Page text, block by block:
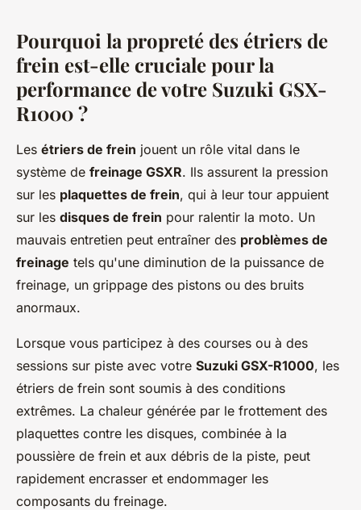
Pourquoi la propreté des étriers de
frein est-elle cruciale pour la
performance de votre Suzuki GSX-
R1000 ?
Les étriers de frein jouent un rôle vital dans le
système de freinage GSXR. Ils assurent la pression
sur les plaquettes de frein, qui à leur tour appuient
sur les disques de frein pour ralentir la moto. Un
mauvais entretien peut entraîner des problèmes de
freinage tels qu'une diminution de la puissance de
freinage, un grippage des pistons ou des bruits
anormaux.
Lorsque vous participez à des courses ou à des
sessions sur piste avec votre Suzuki GSX-R1000, les
étriers de frein sont soumis à des conditions
extrêmes. La chaleur générée par le frottement des
plaquettes contre les disques, combinée à la
poussière de frein et aux débris de la piste, peut
rapidement encrasser et endommager les
composants du freinage.